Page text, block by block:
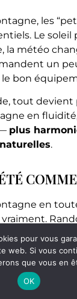
les
Le soleil
la météo
un
le bon
tout devient
en
plus
naturelles.
en
ce qui me
est belle
Une
après
pour vous
web. Si vous
que vous en
OK